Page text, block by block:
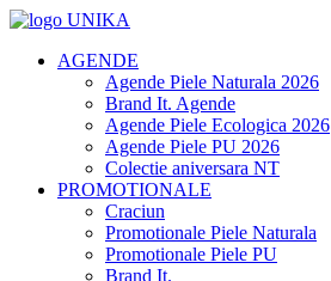
AGENDE
Agende Piele Naturala 2026
Brand It. Agende
Agende Piele Ecologica 2026
Agende Piele PU 2026
Colectie aniversara NT
PROMOTIONALE
Craciun
Promotionale Piele Naturala
Promotionale Piele PU
Brand It.